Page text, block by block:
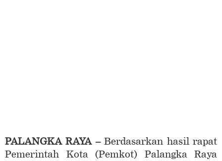
PALANGKA RAYA–Berdasarkan hasil rapat
Pemerintah Kota (Pemkot) Palangka Raya